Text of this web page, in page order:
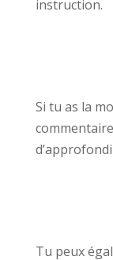
instruction.
Si tu as la
Tu peux